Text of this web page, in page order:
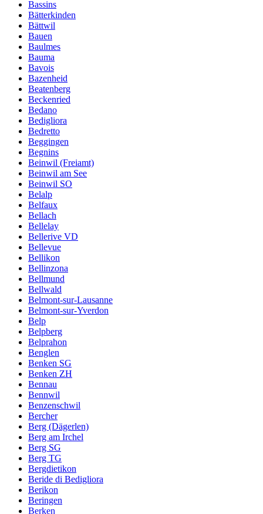
Bassins
Bätterkinden
Bättwil
Bauen
Baulmes
Bauma
Bavois
Bazenheid
Beatenberg
Beckenried
Bedano
Bedigliora
Bedretto
Beggingen
Begnins
Beinwil (Freiamt)
Beinwil am See
Beinwil SO
Belalp
Belfaux
Bellach
Bellelay
Bellerive VD
Bellevue
Bellikon
Bellinzona
Bellmund
Bellwald
Belmont-sur-Lausanne
Belmont-sur-Yverdon
Belp
Belpberg
Belprahon
Benglen
Benken SG
Benken ZH
Bennau
Bennwil
Benzenschwil
Bercher
Berg (Dägerlen)
Berg am Irchel
Berg SG
Berg TG
Bergdietikon
Beride di Bedigliora
Berikon
Beringen
Berken